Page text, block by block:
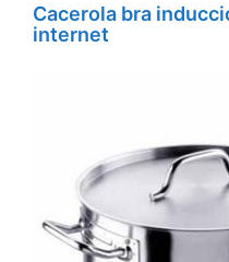
Cacerola bra
internet